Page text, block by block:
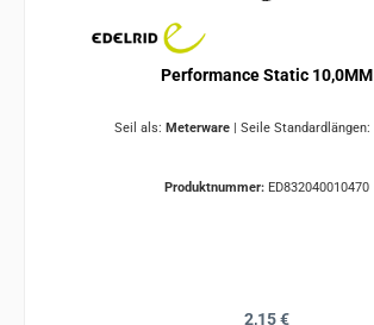
Performance Static 10,0MM
Seil als: Meterware | Seile Standardlängen:
Produktnummer: ED832040010470
Regulärer Preis:
2,15 €